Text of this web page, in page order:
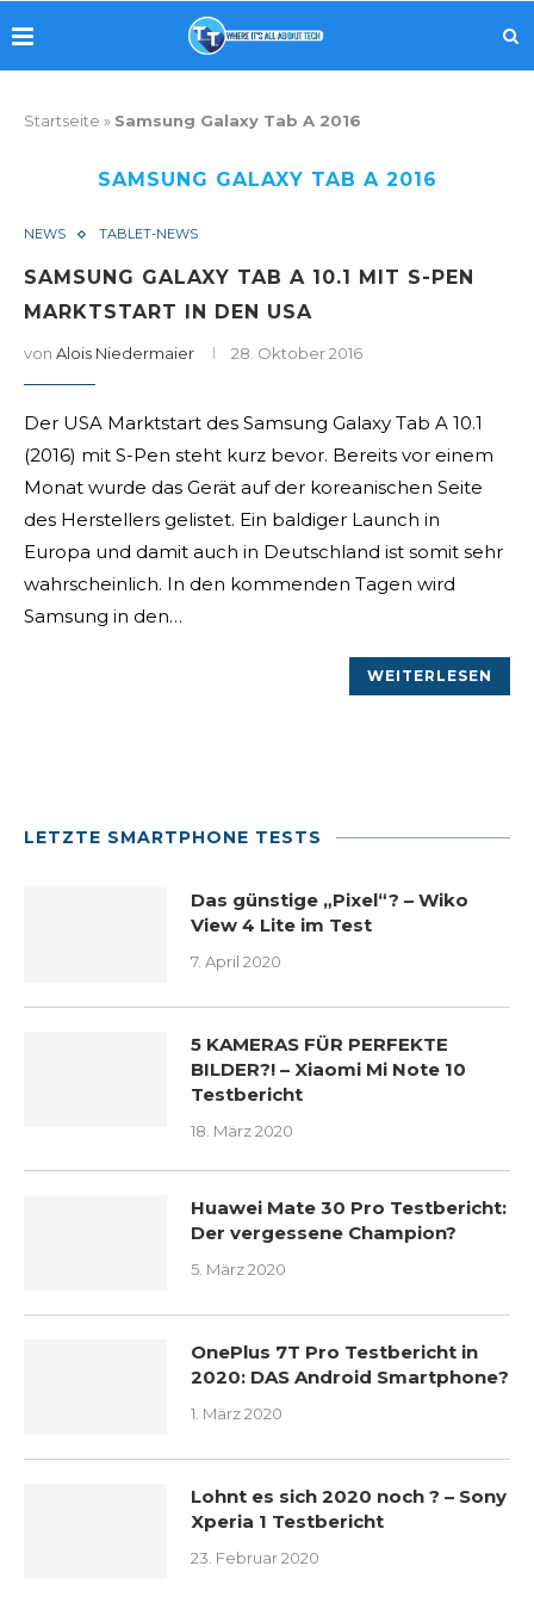
Startseite » Samsung Galaxy Tab A 2016
SAMSUNG GALAXY TAB A 2016
NEWS TABLET-NEWS
SAMSUNG GALAXY TAB A 10.1 MIT S-PEN
MARKTSTART IN DEN USA
von Alois Niedermaier 28. Oktober 2016
Der USA Marktstart des Samsung Galaxy Tab A 10.1
(2016) mit S-Pen steht kurz bevor. Bereits vor einem
Monat wurde das Gerät auf der koreanischen Seite
des Herstellers gelistet. Ein baldiger Launch in
Europa und damit auch in Deutschland ist somit sehr
wahrscheinlich. In den kommenden Tagen wird
Samsung in den…
WEITERLESEN
LETZTE SMARTPHONE TESTS
Das günstige „Pixel“? – Wiko
View 4 Lite im Test
7. April 2020
5 KAMERAS FÜR PERFEKTE
BILDER?! – Xiaomi Mi Note 10
Testbericht
18. März 2020
Huawei Mate 30 Pro Testbericht:
Der vergessene Champion?
5. März 2020
OnePlus 7T Pro Testbericht in
2020: DAS Android Smartphone?
1. März 2020
Lohnt es sich 2020 noch ? – Sony
Xperia 1 Testbericht
23. Februar 2020